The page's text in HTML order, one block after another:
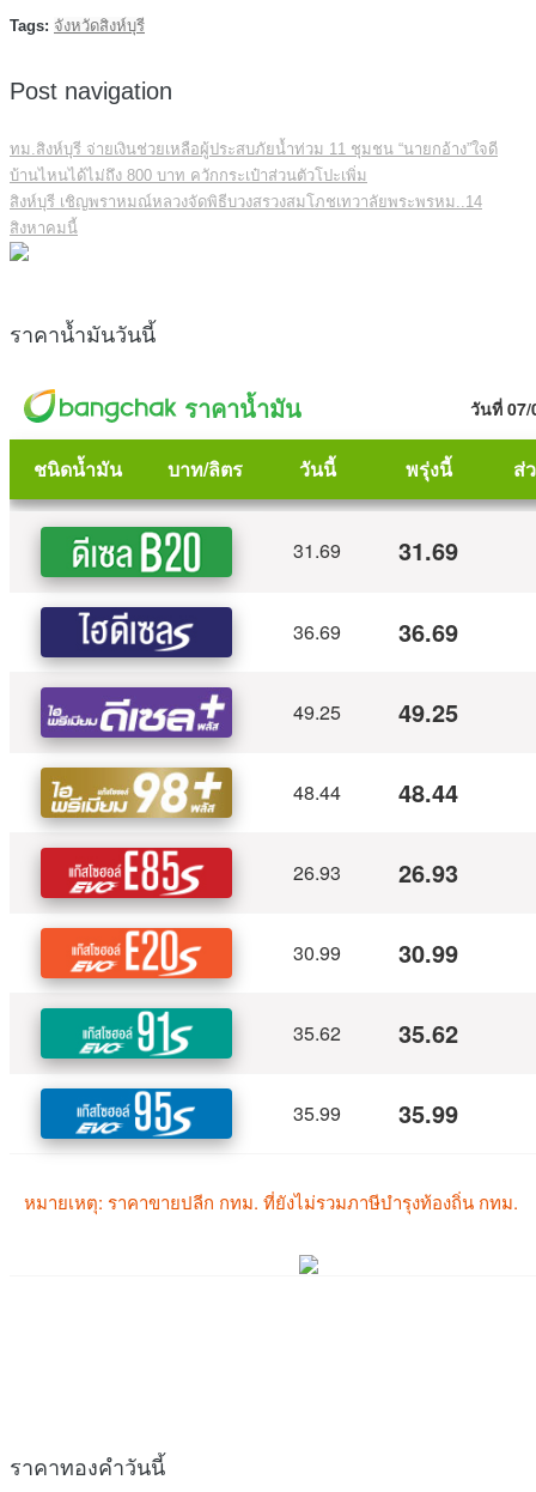
Tags: จังหวัดสิงห์บุรี
Post navigation
ทม.สิงห์บุรี จ่ายเงินช่วยเหลือผู้ประสบภัยน้ำท่วม 11 ชุมชน “นายกอ้าง”ใจดี
บ้านไหนได้ไม่ถึง 800 บาท ควักกระเป๋าส่วนตัวโปะเพิ่ม
สิงห์บุรี เชิญพราหมณ์หลวงจัดพิธีบวงสรวงสมโภชเทวาลัยพระพรหม..14
สิงหาคมนี้
ราคาน้ำมันวันนี้
ราคาทองคำวันนี้